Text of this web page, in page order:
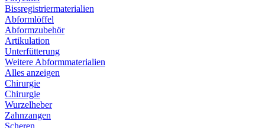
Bissregistriermaterialien
Abformlöffel
Abformzubehör
Artikulation
Unterfütterung
Weitere Abformmaterialien
Alles anzeigen
Chirurgie
Chirurgie
Wurzelheber
Zahnzangen
Scheren